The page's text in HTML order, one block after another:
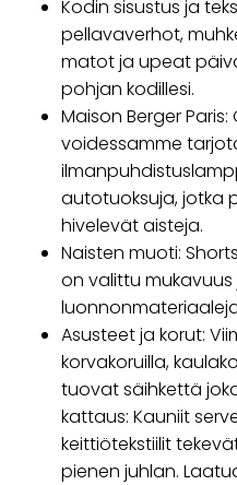
Kodin sisustus ja
pellavaverhot,
matot ja upeat
pohjan kodillesi.
Maison Berger
voidessamme
autotuoksuja, jotka
hivelevät aisteja.
Naisten muoti:
on valittu mukavuus
Asusteet ja korut:
korvakoruilla,
tuovat säihkettä
kattaus: Kauniit
keittiötekstiilit
pienen juhlan.